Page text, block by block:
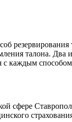
резервирования
талона. Два
каждым
сфере